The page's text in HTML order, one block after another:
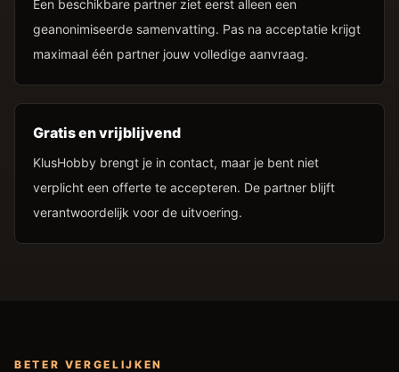
Een beschikbare partner ziet eerst alleen een
geanonimiseerde samenvatting. Pas na acceptatie krijgt
maximaal één partner jouw volledige aanvraag.
Gratis en vrijblijvend
KlusHobby brengt je in contact, maar je bent niet
verplicht een offerte te accepteren. De partner blijft
verantwoordelijk voor de uitvoering.
BETER VERGELIJKEN